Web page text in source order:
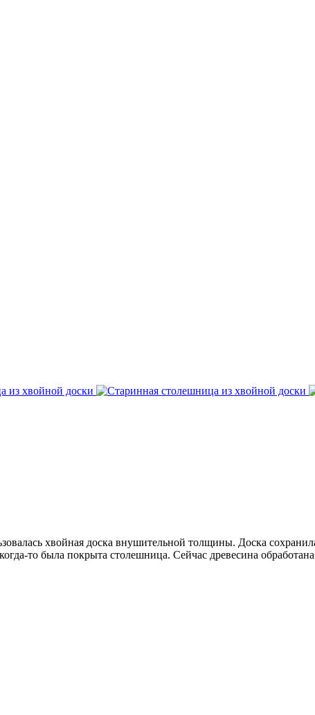
хвойная доска внушительной толщины. Доска
то была покрыта столешница. Сейчас древесина